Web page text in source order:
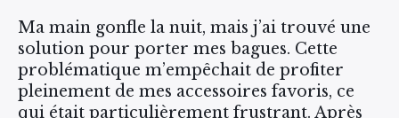
Ma main gonfle la nuit, mais j’ai trouvé une
solution pour porter mes bagues. Cette
problématique m’empêchait de profiter
pleinement de mes accessoires favoris, ce
qui était particulièrement frustrant. Après